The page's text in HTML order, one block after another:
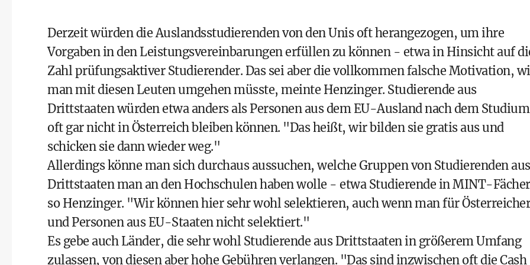
Derzeit würden die Auslandsstudierenden von den Unis oft herangezogen, um ihre
Vorgaben in den Leistungsvereinbarungen erfüllen zu können - etwa in Hinsicht auf
Zahl prüfungsaktiver Studierender. Das sei aber die vollkommen falsche Motivation,
man mit diesen Leuten umgehen müsste, meinte Henzinger. Studierende aus
Drittstaaten würden etwa anders als Personen aus dem EU-Ausland nach dem Studium
oft gar nicht in Österreich bleiben können. "Das heißt, wir bilden sie gratis aus und
schicken sie dann wieder weg."
Allerdings könne man sich durchaus aussuchen, welche Gruppen von Studierenden aus
Drittstaaten man an den Hochschulen haben wolle - etwa Studierende in MINT-
so Henzinger. "Wir können hier sehr wohl selektieren, auch wenn man für Österreicher
und Personen aus EU-Staaten nicht selektiert."
Es gebe auch Länder, die sehr wohl Studierende aus Drittstaaten in größerem Umfang
zulassen, von diesen aber hohe Gebühren verlangen. "Das sind inzwischen oft die Cash